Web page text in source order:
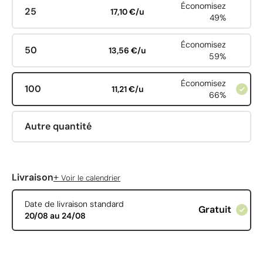
25 17,10 €/u
Économisez
49%
50 13,56 €/u
Économisez
59%
100 11,21 €/u
Économisez
66%
Autre quantité
Livraison+ Voir le calendrier
Date de livraison standard
20/08 au 24/08
Gratuit